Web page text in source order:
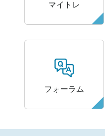
マイトレ
フォーラム